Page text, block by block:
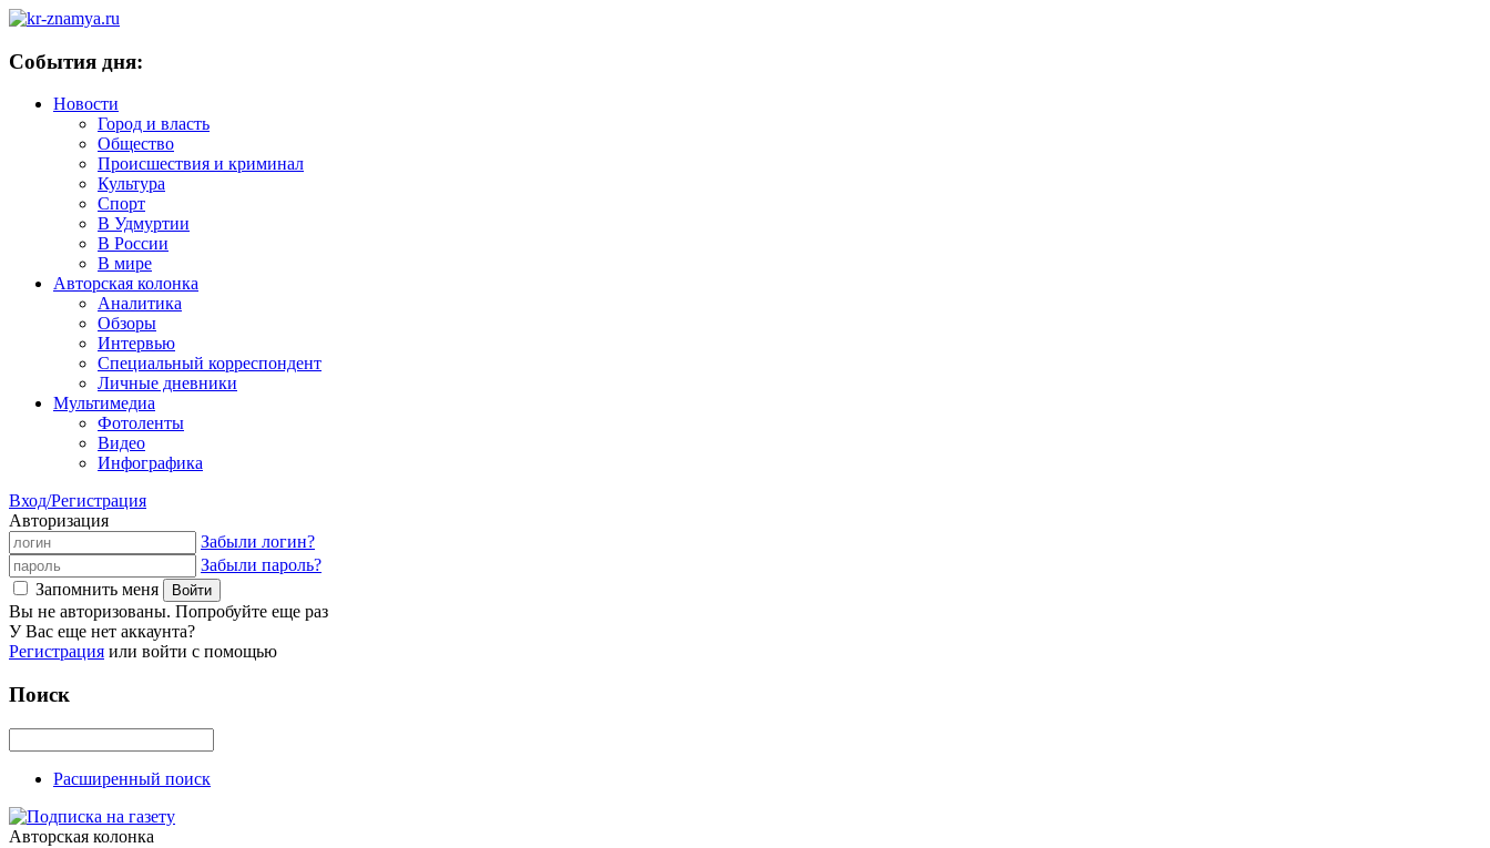
События дня:
Новости
Город и власть
Общество
Происшествия и криминал
Культура
Спорт
В Удмуртии
В России
В мире
Авторская колонка
Аналитика
Обзоры
Интервью
Специальный корреспондент
Личные дневники
Мультимедиа
Фотоленты
Видео
Инфографика
Вход/Регистрация
Авторизация
Забыли логин?
Забыли пароль?
Запомнить меня
Вы не авторизованы. Попробуйте еще раз
У Вас еще нет аккаунта?
Регистрация или войти с помощью
Поиск
Расширенный поиск
Авторская колонка